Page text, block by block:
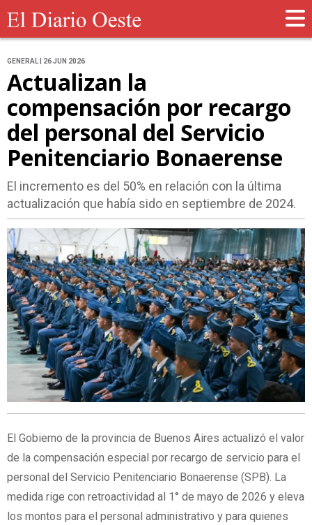
GENERAL | 26 JUN 2026
Actualizan la
compensación por recargo
del personal del Servicio
Penitenciario Bonaerense
El incremento es del 50% en relación con la última
actualización que había sido en septiembre de 2024.
El Gobierno de la provincia de Buenos Aires actualizó el valor
de la compensación especial por recargo de servicio para el
personal del Servicio Penitenciario Bonaerense (SPB). La
medida rige con retroactividad al 1° de mayo de 2026 y eleva
los montos para el personal administrativo y para quienes